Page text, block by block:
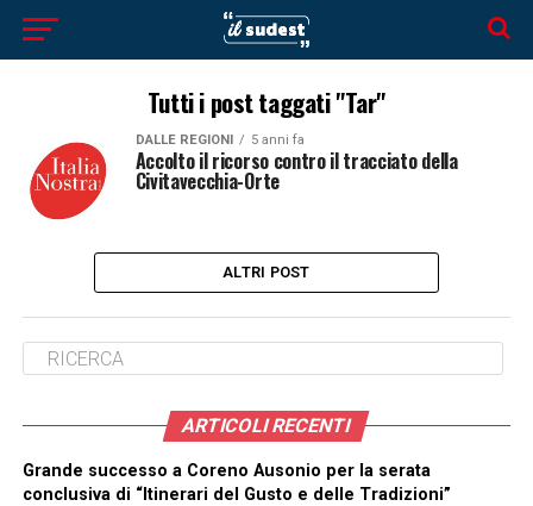
Tutti i post taggati "Tar"
DALLE REGIONI 5 anni fa
Accolto il ricorso contro il tracciato della
Civitavecchia-Orte
ALTRI POST
ARTICOLI RECENTI
Grande successo a Coreno Ausonio per la serata
conclusiva di “Itinerari del Gusto e delle Tradizioni”